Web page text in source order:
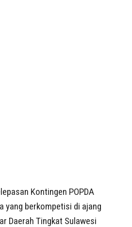
Kontingen POPDA
yang berkompetisi di ajang
Daerah Tingkat Sulawesi